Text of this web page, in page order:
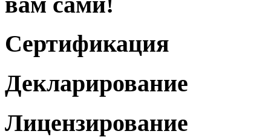
Сертификация
Декларирование
Лицензирование